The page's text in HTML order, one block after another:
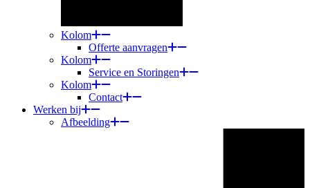
Kolom
Offerte aanvragen
Kolom
Service en Storingen
Kolom
Contact
Werken bij
Afbeelding